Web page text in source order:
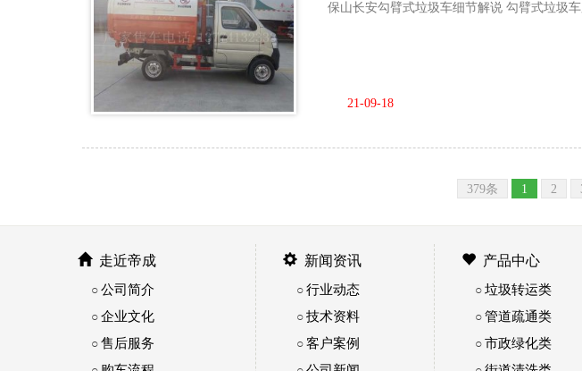
保山长安勾臂式垃圾车细节解说 勾臂式垃圾
21-09-18
379条 1 2
走近帝成
○ 公司简介
○ 企业文化
○ 售后服务
新闻资讯
○ 行业动态
○ 技术资料
○ 客户案例
产品中心
○ 垃圾转运类
○ 管道疏通类
○ 市政绿化类